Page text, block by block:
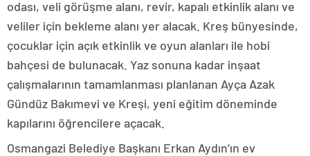
odası, veli görüşme alanı, revir, kapalı etkinlik alanı ve
veliler için bekleme alanı yer alacak. Kreş bünyesinde,
çocuklar için açık etkinlik ve oyun alanları ile hobi
bahçesi de bulunacak. Yaz sonuna kadar inşaat
çalışmalarının tamamlanması planlanan Ayça Azak
Gündüz Bakımevi ve Kreşi, yeni eğitim döneminde
kapılarını öğrencilere açacak.
Osmangazi Belediye Başkanı Erkan Aydın’ın ev